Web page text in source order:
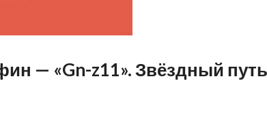
— «Gn-z11». Звёздный